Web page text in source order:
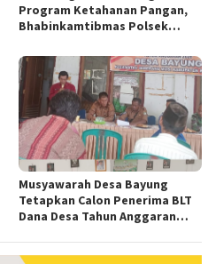
Program Ketahanan Pangan,
Bhabinkamtibmas Polsek
Jagung Pipil di Desa Sungai
Rambutan
Musyawarah Desa Bayung
Tetapkan Calon Penerima BLT
Dana Desa Tahun Anggaran